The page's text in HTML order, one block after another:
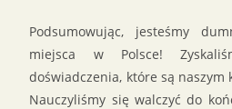
Podsumowując, jesteśmy
miejsca w Polsce!
doświadczenia, które są naszym
Nauczyliśmy się walczyć do